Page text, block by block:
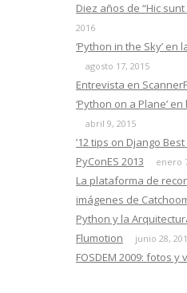
Diez años de “Hic
2016
‘Python in the Sky’ en
agosto 17, 2015
Entrevista en
‘Python on a Plane’ en
abril 9, 2015
’12 tips on Django
PyConES 2013
enero
La plataforma de
imágenes de
Python y la
Flumotion
junio 28,
FOSDEM 2009: fotos y